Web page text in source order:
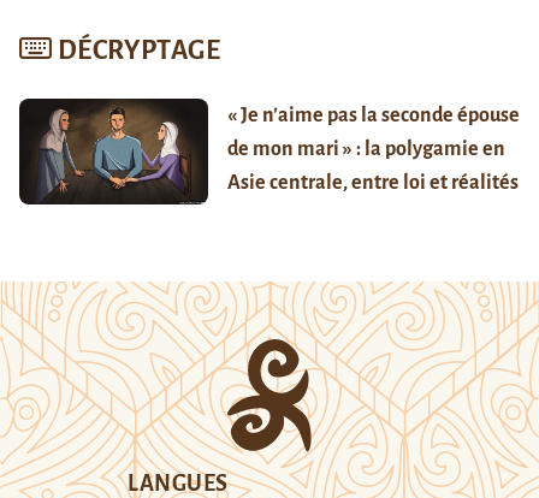
DÉCRYPTAGE
« Je n’aime pas la seconde épouse
de mon mari » : la polygamie en
Asie centrale, entre loi et réalités
LANGUES